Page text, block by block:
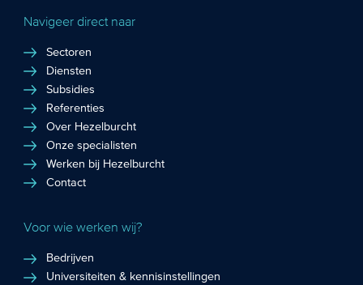
Navigeer direct naar
Sectoren
Diensten
Subsidies
Referenties
Over Hezelburcht
Onze specialisten
Werken bij Hezelburcht
Contact
Voor wie werken wij?
Bedrijven
Universiteiten & kennisinstellingen